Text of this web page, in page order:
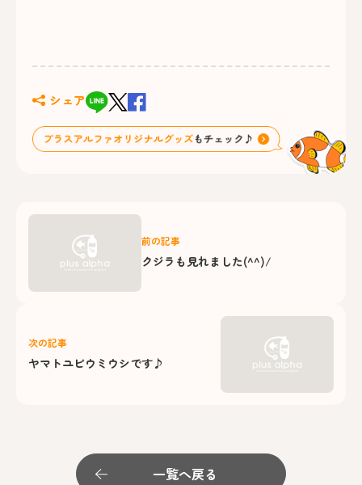
シェア
前の記事
クジラも見れました(^^)/
次の記事
ヤマトユビウミウシです♪
一覧へ戻る